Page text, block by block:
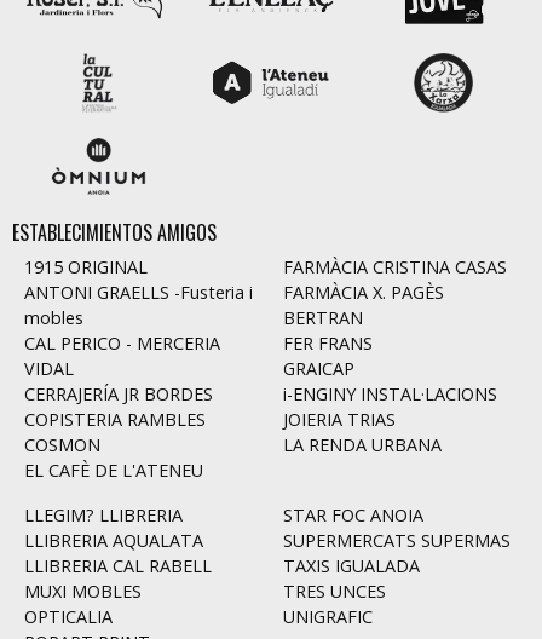
ESTABLECIMIENTOS AMIGOS
1915 ORIGINAL
ANTONI GRAELLS -Fusteria i
mobles
CAL PERICO - MERCERIA
VIDAL
CERRAJERÍA JR BORDES
COPISTERIA RAMBLES
COSMON
EL CAFÈ DE L'ATENEU
FARMÀCIA CRISTINA CASAS
FARMÀCIA X. PAGÈS
BERTRAN
FER FRANS
GRAICAP
i-ENGINY INSTAL·LACIONS
JOIERIA TRIAS
LA RENDA URBANA
LLEGIM? LLIBRERIA
LLIBRERIA AQUALATA
LLIBRERIA CAL RABELL
MUXI MOBLES
OPTICALIA
STAR FOC ANOIA
SUPERMERCATS SUPERMAS
TAXIS IGUALADA
TRES UNCES
UNIGRAFIC